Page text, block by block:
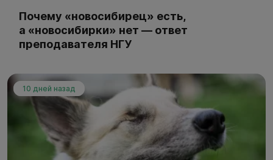
Почему «новосибирец» есть,
а «новосибирки» нет — ответ
преподавателя НГУ
10 дней назад